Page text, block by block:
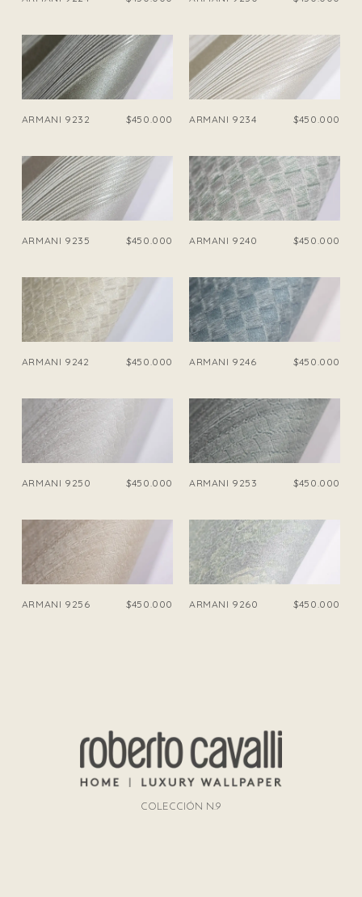
ARMANI 9232 $450.000 ARMANI 9234 $450.000
ARMANI 9235 $450.000 ARMANI 9240 $450.000
ARMANI 9242 $450.000 ARMANI 9246 $450.000
ARMANI 9250 $450.000 ARMANI 9253 $450.000
ARMANI 9256 $450.000 ARMANI 9260 $450.000
COLECCIÓN N.9